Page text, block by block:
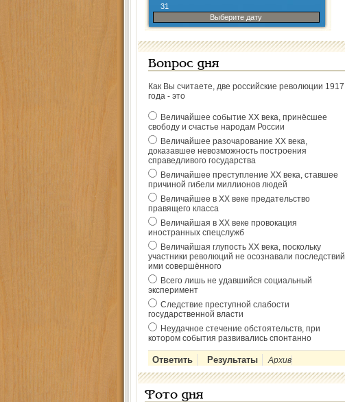
31
Выберите дату
Вопрос дня
Как Вы считаете, две российские революции 1917
года - это
Величайшее событие ХХ века, принёсшее
свободу и счастье народам России
Величайшее разочарование ХХ века,
доказавшее невозможность построения
справедливого государства
Величайшее преступление ХХ века, ставшее
причиной гибели миллионов людей
Величайшее в ХХ веке предательство
правящего класса
Величайшая в ХХ веке провокация
иностранных спецслужб
Величайшая глупость ХХ века, поскольку
участники революций не осознавали последствий
ими совершённого
Всего лишь не удавшийся социальный
эксперимент
Следствие преступной слабости
государственной власти
Неудачное стечение обстоятельств, при
котором события развивались спонтанно
Архив
Фото дня